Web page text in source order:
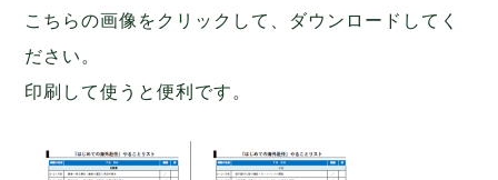
こちらの画像をクリックして、ダウンロードしてく
ださい。
印刷して使うと便利です。